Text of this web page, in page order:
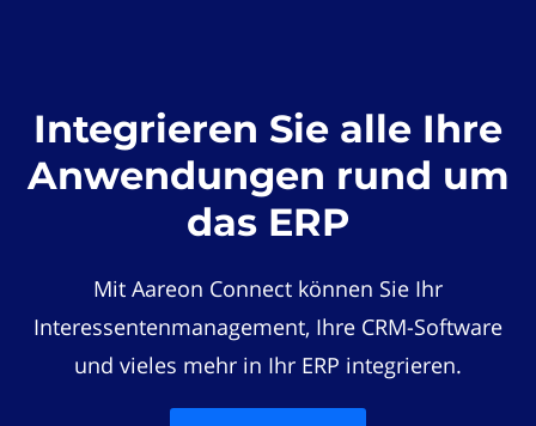
Integrieren Sie alle Ihre
Anwendungen rund um
das ERP
Mit Aareon Connect können Sie Ihr
Interessentenmanagement, Ihre CRM-Software
und vieles mehr in Ihr ERP integrieren.